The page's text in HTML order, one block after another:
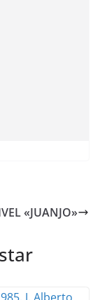
«JUANJO»